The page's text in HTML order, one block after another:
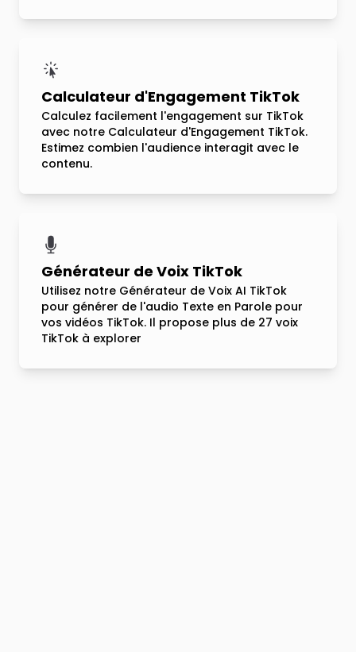
Calculateur d'Engagement TikTok
Calculez facilement l'engagement sur TikTok
avec notre Calculateur d'Engagement TikTok.
Estimez combien l'audience interagit avec le
contenu.
Générateur de Voix TikTok
Utilisez notre Générateur de Voix AI TikTok
pour générer de l'audio Texte en Parole pour
vos vidéos TikTok. Il propose plus de 27 voix
TikTok à explorer